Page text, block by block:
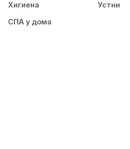
Хигиена
СПА у дома
Устни